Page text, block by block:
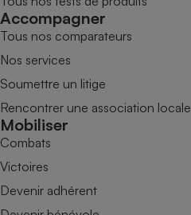
Accompagner
Tous nos comparateurs
Nos services
Soumettre un litige
Rencontrer une association locale
Mobiliser
Combats
Victoires
Devenir adhérent